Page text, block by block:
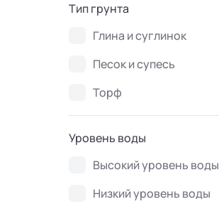
Тип грунта
Глина и суглинок
Песок и супесь
Торф
Уровень воды
Высокий уровень воды
Низкий уровень воды